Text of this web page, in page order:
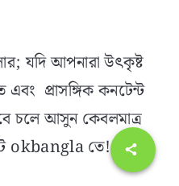
যদি আপনারা উৎকৃষ্ট
এবং প্রাসঙ্গিক কনটেন্ট
চলে আসুন কেবলমাত্র
okbangla তে!